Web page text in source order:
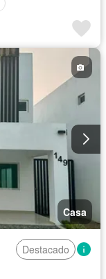
Casa
Destacado